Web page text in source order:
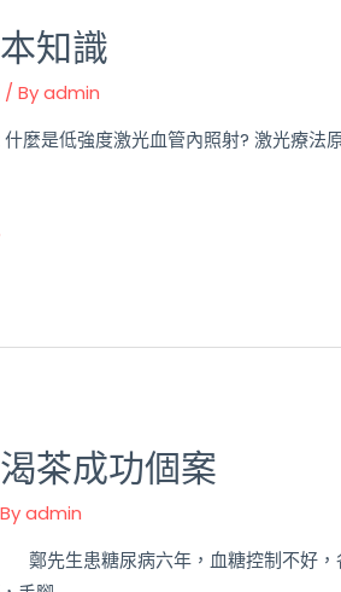
知識
/ Byadmin
什麼是低強度激光血管內照射? 激光療
茶成功個案
admin
鄭先生患糖尿病六年，血糖控制不好，